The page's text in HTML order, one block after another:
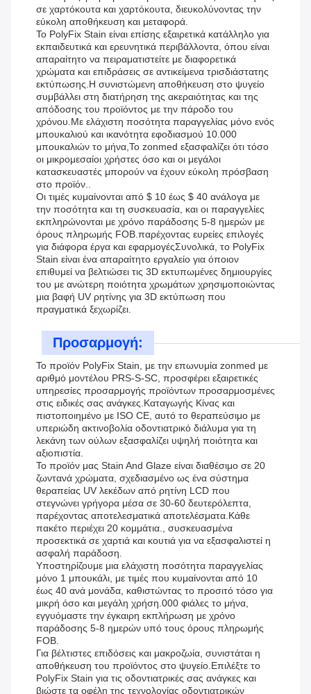
σε χαρτόκουτα και χαρτόκουτα, διευκολύνοντας την
εύκολη αποθήκευση και μεταφορά.
Το PolyFix Stain είναι επίσης εξαιρετικά κατάλληλο για
εκπαιδευτικά και ερευνητικά περιβάλλοντα, όπου είναι
απαραίτητο να πειραματιστείτε με διαφορετικά
χρώματα και επιδράσεις σε αντικείμενα τρισδιάστατης
εκτύπωσης.Η συνιστώμενη αποθήκευση στο ψυγείο
συμβάλλει στη διατήρηση της ακεραιότητας και της
απόδοσης του προϊόντος με την πάροδο του
χρόνου.Με ελάχιστη ποσότητα παραγγελίας μόνο ενός
μπουκαλιού και ικανότητα εφοδιασμού 10.000
μπουκαλιών το μήνα,Το zonmed εξασφαλίζει ότι τόσο
οι μικρομεσαίοι χρήστες όσο και οι μεγάλοι
κατασκευαστές μπορούν να έχουν εύκολη πρόσβαση
στο προϊόν..
Οι τιμές κυμαίνονται από $ 10 έως $ 40 ανάλογα με
την ποσότητα και τη συσκευασία, και οι παραγγελίες
εκπληρώνονται με χρόνο παράδοσης 5-8 ημερών με
όρους πληρωμής FOB.παρέχοντας ευρείες επιλογές
για διάφορα έργα και εφαρμογέςΣυνολικά, το PolyFix
Stain είναι ένα απαραίτητο εργαλείο για όποιον
επιθυμεί να βελτιώσει τις 3D εκτυπωμένες δημιουργίες
του με ανώτερη ποιότητα χρωμάτων χρησιμοποιώντας
μια βαφή UV ρητίνης για 3D εκτύπωση που
πραγματικά ξεχωρίζει.
Προσαρμογή:
Το προϊόν PolyFix Stain, με την επωνυμία zonmed με
αριθμό μοντέλου PRS-S-SC, προσφέρει εξαιρετικές
υπηρεσίες προσαρμογής προϊόντων προσαρμοσμένες
στις ειδικές σας ανάγκες.Καταγωγής Κίνας και
πιστοποιημένο με ISO CE, αυτό το θεραπεύσιμο με
υπεριώδη ακτινοβολία οδοντιατρικό διάλυμα για τη
λεκάνη των ούλων εξασφαλίζει υψηλή ποιότητα και
αξιοπιστία.
Το προϊόν μας Stain And Glaze είναι διαθέσιμο σε 20
ζωντανά χρώματα, σχεδιασμένο ως ένα σύστημα
θεραπείας UV λεκέδων από ρητίνη LCD που
στεγνώνει γρήγορα μέσα σε 30-60 δευτερόλεπτα,
παρέχοντας αποτελεσματικά αποτελέσματα.Κάθε
πακέτο περιέχει 20 κομμάτια., συσκευασμένα
προσεκτικά σε χαρτιά και κουτιά για να εξασφαλιστεί η
ασφαλή παράδοση.
Υποστηρίζουμε μια ελάχιστη ποσότητα παραγγελίας
μόνο 1 μπουκάλι, με τιμές που κυμαίνονται από 10
έως 40 ανά μονάδα, καθιστώντας το προσιτό τόσο για
μικρή όσο και μεγάλη χρήση.000 φιάλες το μήνα,
εγγυόμαστε την έγκαιρη εκπλήρωση με χρόνο
παράδοσης 5-8 ημερών υπό τους όρους πληρωμής
FOB.
Για βέλτιστες επιδόσεις και μακροζωία, συνιστάται η
αποθήκευση του προϊόντος στο ψυγείο.Επιλέξτε το
PolyFix Stain για τις οδοντιατρικές σας ανάγκες και
βιώστε τα οφέλη της τεχνολογίας οδοντιατρικών